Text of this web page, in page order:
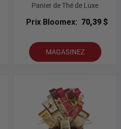
Panier de Thé de Luxe
Prix Bloomex: 70,39 $
MAGASINEZ